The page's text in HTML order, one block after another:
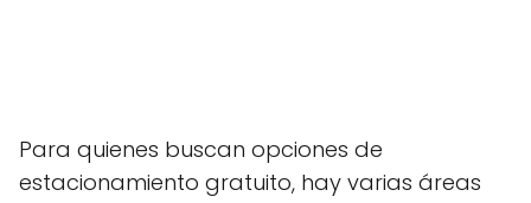
Para quienes buscan opciones de
estacionamiento gratuito, hay varias áreas